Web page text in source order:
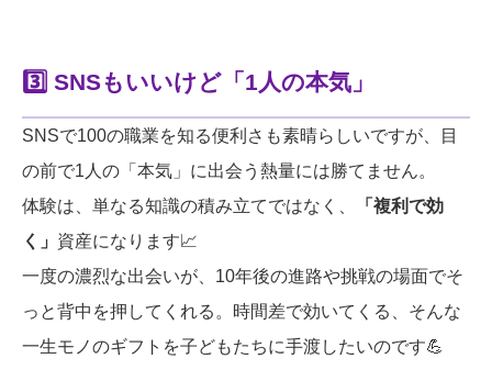
3️⃣ SNSもいいけど「1人の本気」
SNSで100の職業を知る便利さも素晴らしいですが、目
の前で1人の「本気」に出会う熱量には勝てません。
体験は、単なる知識の積み立てではなく、
「複利で効
く」 資産になります📈
一度の濃烈な出会いが、10年後の進路や挑戦の場面でそ
っと背中を押してくれる。時間差で効いてくる、そんな
一生モノのギフトを子どもたちに手渡したいのです💪